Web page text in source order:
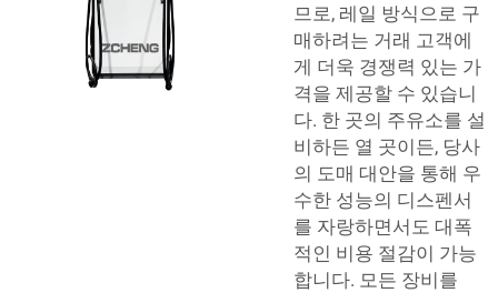
므로, 레일 방식으로 구
매하려는 거래 고객에
게 더욱 경쟁력 있는 가
격을 제공할 수 있습니
다. 한 곳의 주유소를 설
비하든 열 곳이든, 당사
의 도매 대안을 통해 우
수한 성능의 디스펜서
를 자랑하면서도 대폭
적인 비용 절감이 가능
합니다. 모든 장비를